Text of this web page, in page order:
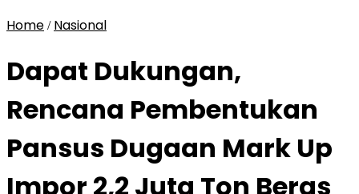
Home / Nasional
Dapat Dukungan,
Rencana Pembentukan
Pansus Dugaan Mark Up
Impor 2,2 Juta Ton Beras